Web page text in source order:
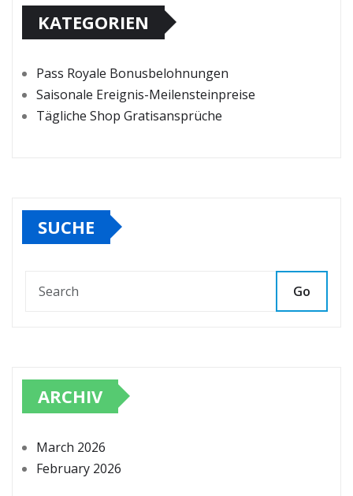
KATEGORIEN
Pass Royale Bonusbelohnungen
Saisonale Ereignis-Meilensteinpreise
Tägliche Shop Gratisansprüche
SUCHE
Go
ARCHIV
March 2026
February 2026